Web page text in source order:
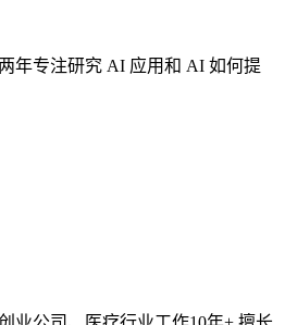
年专注研究 AI 应用和 AI 如何提